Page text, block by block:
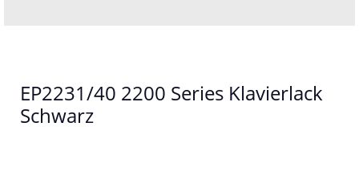
EP2231/40 2200 Series Klavierlack
Schwarz